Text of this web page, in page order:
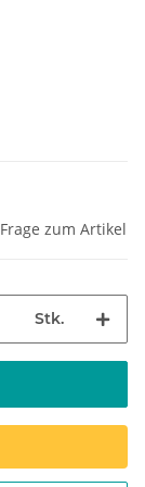
Frage zum Artikel
Stk.